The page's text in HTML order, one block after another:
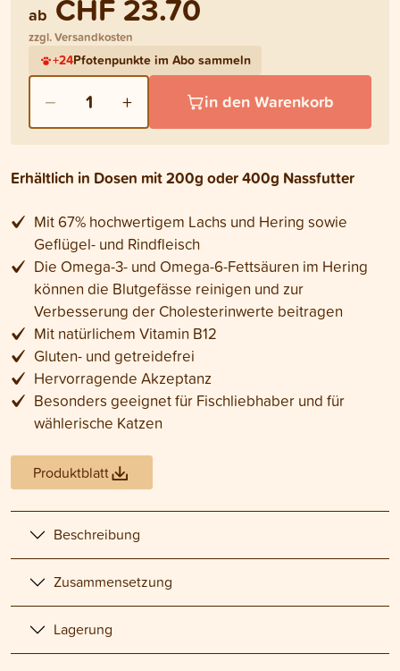
ab CHF 23.70
zzgl. Versandkosten
+24Pfotenpunkte im Abo sammeln
− 1 + in den Warenkorb
Erhältlich in Dosen mit 200g oder 400g Nassfutter
Mit 67% hochwertigem Lachs und Hering sowie
Geflügel- und Rindfleisch
Die Omega-3- und Omega-6-Fettsäuren im Hering
können die Blutgefässe reinigen und zur
Verbesserung der Cholesterinwerte beitragen
Mit natürlichem Vitamin B12
Gluten- und getreidefrei
Hervorragende Akzeptanz
Besonders geeignet für Fischliebhaber und für
wählerische Katzen
Produktblatt
Beschreibung
Zusammensetzung
Lagerung